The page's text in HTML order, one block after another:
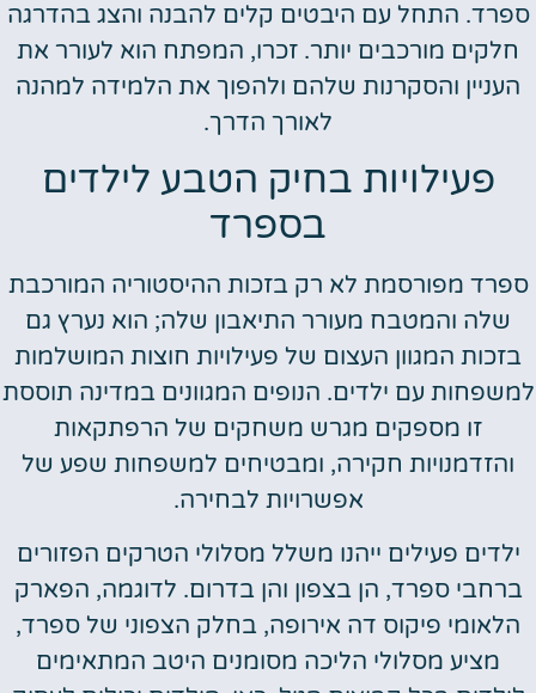
התחל עם היבטים קלים להבנה והצג בהדרגה
חלקים מורכבים יותר. זכרו, המפתח הוא לעורר את
העניין והסקרנות שלהם ולהפוך את הלמידה למהנה
לאורך הדרך.
פעילויות בחיק הטבע לילדים
בספרד
מפורסמת לא רק בזכות ההיסטוריה המורכבת
שלה והמטבח מעורר התיאבון שלה; הוא נערץ גם
בזכות המגוון העצום של פעילויות חוצות המושלמות
עם ילדים. הנופים המגוונים במדינה תוססת
זו מספקים מגרש משחקים של הרפתקאות
והזדמנויות חקירה, ומבטיחים למשפחות שפע של
אפשרויות לבחירה.
ילדים פעילים ייהנו משלל מסלולי הטרקים הפזורים
ברחבי ספרד, הן בצפון והן בדרום. לדוגמה, הפארק
הלאומי פיקוס דה אירופה, בחלק הצפוני של ספרד,
מציע מסלולי הליכה מסומנים היטב המתאימים